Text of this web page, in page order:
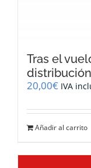
Tras el
20,00€ IVA
Añadir al carrito